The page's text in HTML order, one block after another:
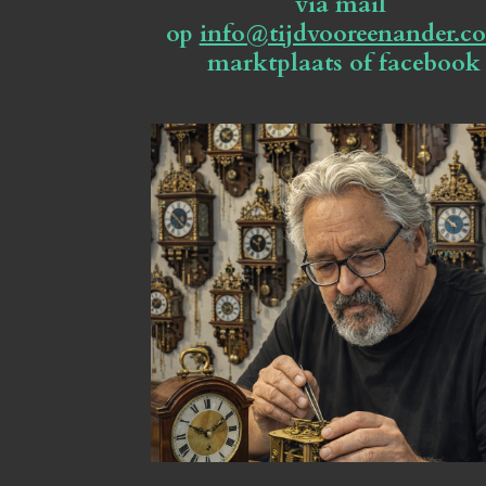
op
marktplaats of facebook